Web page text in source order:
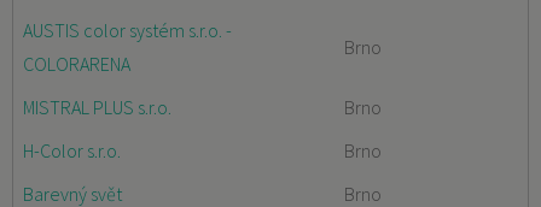
AUSTIS color systém s.r.o. -
COLORARENA
Brno
MISTRAL PLUS s.r.o.
Brno
H-Color s.r.o.
Brno
Barevný svět
Brno